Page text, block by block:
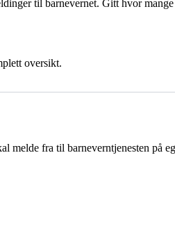
til barnevernet. Gitt hvor
oversikt.
melde fra til barneverntjenesten på